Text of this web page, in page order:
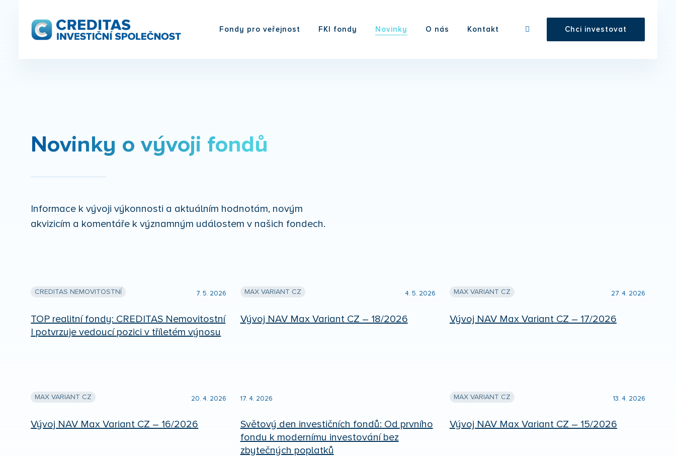
Fondy pro veřejnost FKI fondy Novinky O nás Kontakt Chci investovat
Novinky o vývoji fondů
Informace k vývoji výkonnosti a aktuálním hodnotám, novým
akvizicím a komentáře k významným událostem v našich fondech.
CREDITAS NEMOVITOSTNÍ 7. 5. 2026
TOP realitní fondy: CREDITAS Nemovitostní
I potvrzuje vedoucí pozici v tříletém výnosu
MAX VARIANT CZ 4. 5. 2026
Vývoj NAV Max Variant CZ – 18/2026
MAX VARIANT CZ 27. 4. 2026
Vývoj NAV Max Variant CZ – 17/2026
MAX VARIANT CZ 20. 4. 2026
Vývoj NAV Max Variant CZ – 16/2026
17. 4. 2026
Světový den investičních fondů: Od prvního
fondu k modernímu investování bez
zbytečných poplatků
MAX VARIANT CZ 13. 4. 2026
Vývoj NAV Max Variant CZ – 15/2026